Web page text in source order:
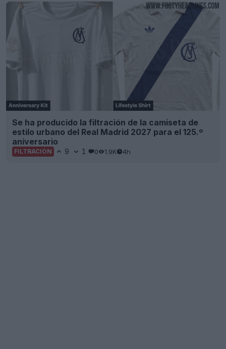
Se ha producido la filtración de la camiseta de
estilo urbano del Real Madrid 2027 para el 125.º
aniversario
FILTRACIÓN 9 1 0 1.9K 4h